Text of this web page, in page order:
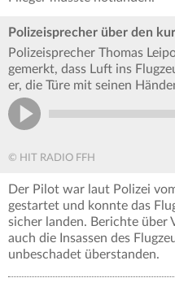
Polizeisprecher über den
Polizeisprecher Thomas
gemerkt, dass Luft ins
er, die Türe mit seinen
© HIT RADIO FFH
Der Pilot war laut Polizei
gestartet und konnte das
sicher landen. Berichte über
auch die Insassen des
unbeschadet überstanden.